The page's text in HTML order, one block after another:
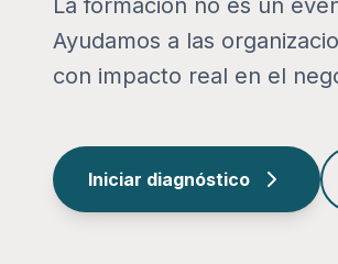
La formación no es un
Ayudamos a las
con impacto real en el
Iniciar diagnóstico